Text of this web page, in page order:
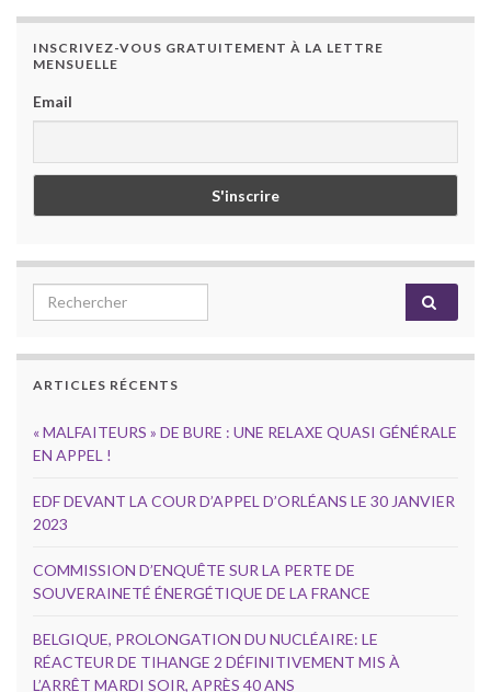
INSCRIVEZ-VOUS GRATUITEMENT À LA LETTRE
MENSUELLE
Email
Search for:
ARTICLES RÉCENTS
« MALFAITEURS » DE BURE : UNE RELAXE QUASI GÉNÉRALE
EN APPEL !
EDF DEVANT LA COUR D’APPEL D’ORLÉANS LE 30 JANVIER
2023
COMMISSION D’ENQUÊTE SUR LA PERTE DE
SOUVERAINETÉ ÉNERGÉTIQUE DE LA FRANCE
BELGIQUE, PROLONGATION DU NUCLÉAIRE: LE
RÉACTEUR DE TIHANGE 2 DÉFINITIVEMENT MIS À
L’ARRÊT MARDI SOIR, APRÈS 40 ANS